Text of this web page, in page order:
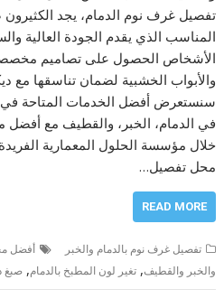
تفصيل غرف نوم الدمام، يجد الكثيرون
المناسب الذي يقدم الجودة العالية
الأشخاص الحصول على تصاميم مخصصة
والأبواب الخشبية لضمان تناسقها مع
سنستعرض أفضل الخدمات المتاحة في
في الدمام، الخبر، والقطيف مع
خلال مؤسسة الحلول المعمارية
محل تفصيل…
READ MORE
تفصيل غرف نوم بالدمام والخبر
أفضل
والخبر والقطيف,تغير لون المطبخ بالدمام,صبغ